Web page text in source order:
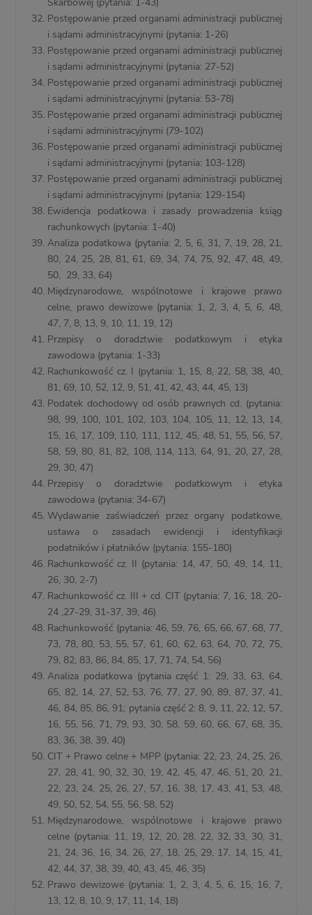
Postępowanie przed organami administracji publicznej
i sądami administracyjnymi (pytania: 1-26)
Postępowanie przed organami administracji publicznej
i sądami administracyjnymi (pytania: 27-52)
Postępowanie przed organami administracji publicznej
i sądami administracyjnymi (pytania: 53-78)
Postępowanie przed organami administracji publicznej
i sądami administracyjnymi (79-102)
Postępowanie przed organami administracji publicznej
i sądami administracyjnymi (pytania: 103-128)
Postępowanie przed organami administracji publicznej
i sądami administracyjnymi (pytania: 129-154)
Ewidencja podatkowa i zasady prowadzenia ksiąg
rachunkowych (pytania: 1-40)
Analiza podatkowa (pytania: 2, 5, 6, 31, 7, 19, 28, 21,
80, 24, 25, 28, 81, 61, 69, 34, 74, 75, 92, 47, 48, 49,
50, 29, 33, 64)
Międzynarodowe, wspólnotowe i krajowe prawo
celne, prawo dewizowe (pytania: 1, 2, 3, 4, 5, 6, 48,
47, 7, 8, 13, 9, 10, 11, 19, 12)
Przepisy o doradztwie podatkowym i etyka
zawodowa (pytania: 1-33)
Rachunkowość cz. I (pytania: 1, 15, 8, 22, 58, 38, 40,
81, 69, 10, 52, 12, 9, 51, 41, 42, 43, 44, 45, 13)
Podatek dochodowy od osób prawnych cd. (pytania:
98, 99, 100, 101, 102, 103, 104, 105, 11, 12, 13, 14,
15, 16, 17, 109, 110, 111, 112, 45, 48, 51, 55, 56, 57,
58, 59, 80, 81, 82, 108, 114, 113, 64, 91, 20, 27, 28,
29, 30, 47)
Przepisy o doradztwie podatkowym i etyka
zawodowa (pytania: 34-67)
Wydawanie zaświadczeń przez organy podatkowe,
ustawa o zasadach ewidencji i identyfikacji
podatników i płatników (pytania: 155-180)
Rachunkowość cz. II (pytania: 14, 47, 50, 49, 14, 11,
26, 30, 2-7)
Rachunkowość cz. III + cd. CIT (pytania: 7, 16, 18, 20-
24 ,27-29, 31-37, 39, 46)
Rachunkowość (pytania: 46, 59, 76, 65, 66, 67, 68, 77,
73, 78, 80, 53, 55, 57, 61, 60, 62, 63, 64, 70, 72, 75,
79, 82, 83, 86, 84, 85, 17, 71, 74, 54, 56)
Analiza podatkowa (pytania część 1: 29, 33, 63, 64,
65, 82, 14, 27, 52, 53, 76, 77, 27, 90, 89, 87, 37, 41,
46, 84, 85, 86, 91; pytania część 2: 8, 9, 11, 22, 12, 57,
16, 55, 56, 71, 79, 93, 30, 58, 59, 60, 66, 67, 68, 35,
83, 36, 38, 39, 40)
CIT + Prawo celne + MPP (pytania: 22, 23, 24, 25, 26,
27, 28, 41, 90, 32, 30, 19, 42, 45, 47, 46, 51, 20, 21,
22, 23, 24, 25, 26, 27, 57, 16, 38, 17, 43, 41, 53, 48,
49, 50, 52, 54, 55, 56, 58, 52)
Międzynarodowe, wspólnotowe i krajowe prawo
celne (pytania: 11, 19, 12, 20, 28, 22, 32, 33, 30, 31,
21, 24, 36, 16, 34, 26, 27, 18, 25, 29, 17, 14, 15, 41,
42, 44, 37, 38, 39, 40, 43, 45, 46, 35)
Prawo dewizowe (pytania: 1, 2, 3, 4, 5, 6, 15, 16, 7,
13, 12, 8, 10, 9, 17, 11, 14, 18)